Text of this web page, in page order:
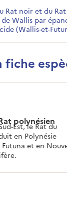
Rat noir et du
Wallis par
(Wallis-et-
fiche
polynésien
Est, le Rat du
en Polynésie
et en